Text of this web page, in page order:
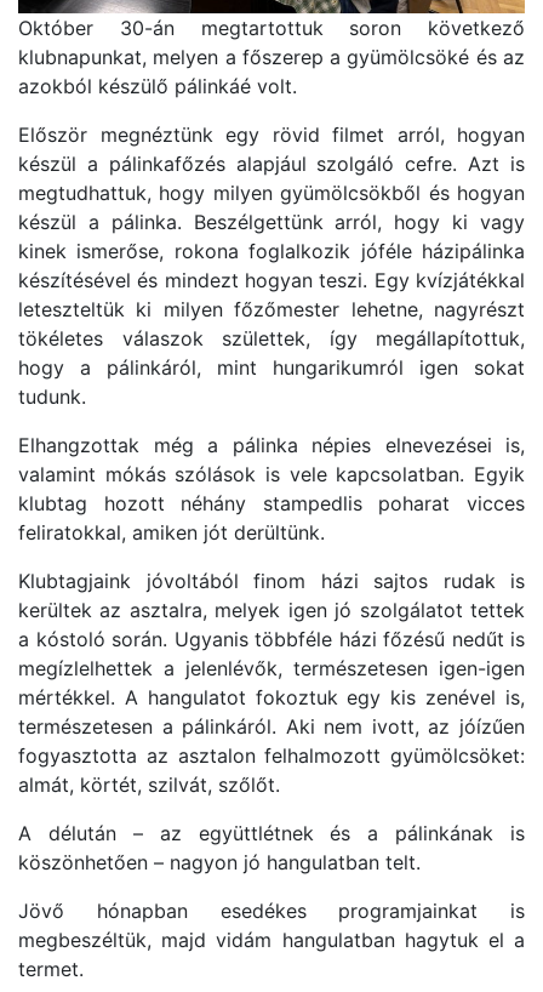
Október 30-án megtartottuk soron következő
klubnapunkat, melyen a főszerep a gyümölcsöké és az
azokból készülő pálinkáé volt.
Először megnéztünk egy rövid filmet arról, hogyan
készül a pálinkafőzés alapjául szolgáló cefre. Azt is
megtudhattuk, hogy milyen gyümölcsökből és hogyan
készül a pálinka. Beszélgettünk arról, hogy ki vagy
kinek ismerőse, rokona foglalkozik jóféle házipálinka
készítésével és mindezt hogyan teszi. Egy kvízjátékkal
leteszteltük ki milyen főzőmester lehetne, nagyrészt
tökéletes válaszok születtek, így megállapítottuk,
hogy a pálinkáról, mint hungarikumról igen sokat
tudunk.
Elhangzottak még a pálinka népies elnevezései is,
valamint mókás szólások is vele kapcsolatban. Egyik
klubtag hozott néhány stampedlis poharat vicces
feliratokkal, amiken jót derültünk.
Klubtagjaink jóvoltából finom házi sajtos rudak is
kerültek az asztalra, melyek igen jó szolgálatot tettek
a kóstoló során. Ugyanis többféle házi főzésű nedűt is
megízlelhettek a jelenlévők, természetesen igen-igen
mértékkel. A hangulatot fokoztuk egy kis zenével is,
természetesen a pálinkáról. Aki nem ivott, az jóízűen
fogyasztotta az asztalon felhalmozott gyümölcsöket:
almát, körtét, szilvát, szőlőt.
A délután – az együttlétnek és a pálinkának is
köszönhetően – nagyon jó hangulatban telt.
Jövő hónapban esedékes programjainkat is
megbeszéltük, majd vidám hangulatban hagytuk el a
termet.